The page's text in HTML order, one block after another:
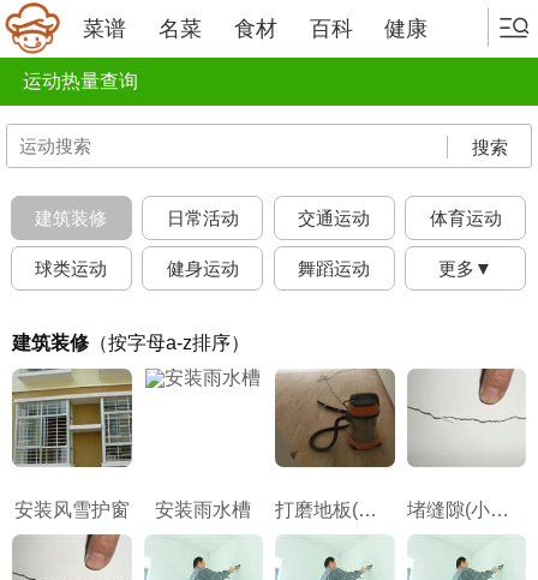
菜谱 名菜 食材 百科 健康
运动热量查询
搜索
建筑装修 日常活动 交通运动 体育运动
球类运动 健身运动 舞蹈运动 更多▼
建筑装修 （按字母a-z排序）
安装风雪护窗 安装雨水槽 打磨地板(用电动磨砂机打磨地板) 堵缝隙(小木屋)